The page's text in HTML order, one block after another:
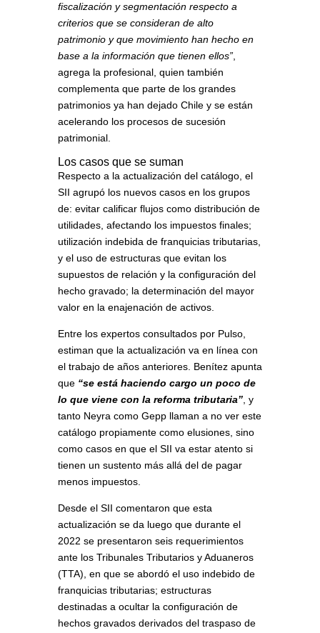
fiscalización y segmentación respecto a
criterios que se consideran de alto
patrimonio y que movimiento han hecho en
base a la información que tienen ellos”,
agrega la profesional, quien también
complementa que parte de los grandes
patrimonios ya han dejado Chile y se están
acelerando los procesos de sucesión
patrimonial.
Los casos que se suman
Respecto a la actualización del catálogo, el
SII agrupó los nuevos casos en los grupos
de: evitar calificar flujos como distribución de
utilidades, afectando los impuestos finales;
utilización indebida de franquicias tributarias,
y el uso de estructuras que evitan los
supuestos de relación y la configuración del
hecho gravado; la determinación del mayor
valor en la enajenación de activos.
Entre los expertos consultados por Pulso,
estiman que la actualización va en línea con
el trabajo de años anteriores. Benítez apunta
que “se está haciendo cargo un poco de
lo que viene con la reforma tributaria”, y
tanto Neyra como Gepp llaman a no ver este
catálogo propiamente como elusiones, sino
como casos en que el SII va estar atento si
tienen un sustento más allá del de pagar
menos impuestos.
Desde el SII comentaron que esta
actualización se da luego que durante el
2022 se presentaron seis requerimientos
ante los Tribunales Tributarios y Aduaneros
(TTA), en que se abordó el uso indebido de
franquicias tributarias; estructuras
destinadas a ocultar la configuración de
hechos gravados derivados del traspaso de